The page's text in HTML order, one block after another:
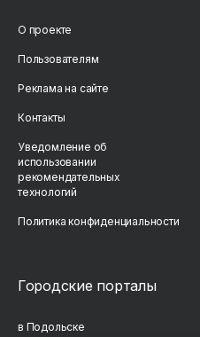
О проекте
Пользователям
Реклама на сайте
Контакты
Уведомление об
использовании
рекомендательных
технологий
Политика конфиденциальности
Городские порталы
в Подольске